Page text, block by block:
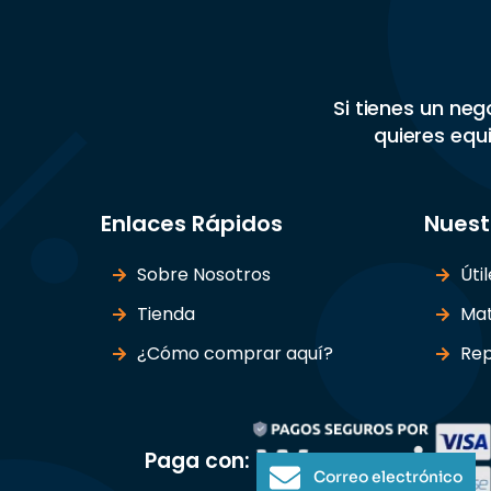
Si tienes un
quieres
Enlaces Rápidos
Sobre Nosotros
Tienda
¿Cómo comprar aquí?
Paga con:
Correo electrónico